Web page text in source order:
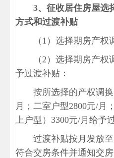
3、征收居住房屋选
方式和过渡补贴
（1）选择期房产权
（2）选择期房产
予过渡补贴：
按所选择的产权调
月；二室户型2800元/月
上户型）3300元/月给予
过渡补贴按月发放
符合交房条件并通知交房